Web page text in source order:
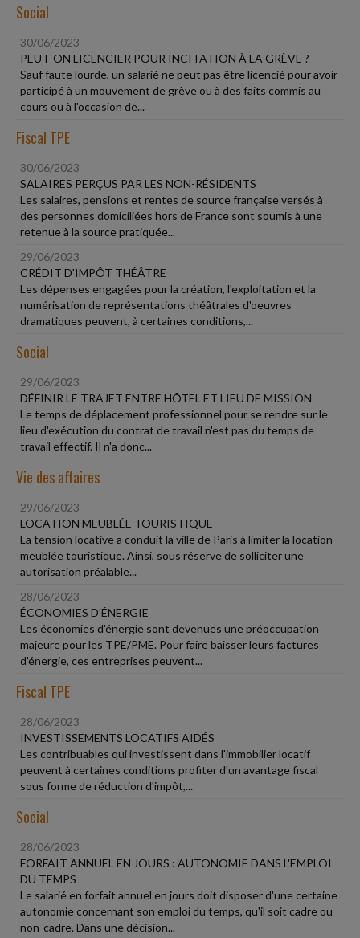
Social
30/06/2023
PEUT-ON LICENCIER POUR INCITATION À LA GRÈVE ?
Sauf faute lourde, un salarié ne peut pas être licencié pour avoir
participé à un mouvement de grève ou à des faits commis au
cours ou à l'occasion de...
Fiscal TPE
30/06/2023
SALAIRES PERÇUS PAR LES NON-RÉSIDENTS
Les salaires, pensions et rentes de source française versés à
des personnes domiciliées hors de France sont soumis à une
retenue à la source pratiquée...
29/06/2023
CRÉDIT D'IMPÔT THÉÂTRE
Les dépenses engagées pour la création, l'exploitation et la
numérisation de représentations théâtrales d'oeuvres
dramatiques peuvent, à certaines conditions,...
Social
29/06/2023
DÉFINIR LE TRAJET ENTRE HÔTEL ET LIEU DE MISSION
Le temps de déplacement professionnel pour se rendre sur le
lieu d'exécution du contrat de travail n'est pas du temps de
travail effectif. Il n'a donc...
Vie des affaires
29/06/2023
LOCATION MEUBLÉE TOURISTIQUE
La tension locative a conduit la ville de Paris à limiter la location
meublée touristique. Ainsi, sous réserve de solliciter une
autorisation préalable...
28/06/2023
ÉCONOMIES D'ÉNERGIE
Les économies d'énergie sont devenues une préoccupation
majeure pour les TPE/PME. Pour faire baisser leurs factures
d'énergie, ces entreprises peuvent...
Fiscal TPE
28/06/2023
INVESTISSEMENTS LOCATIFS AIDÉS
Les contribuables qui investissent dans l'immobilier locatif
peuvent à certaines conditions profiter d'un avantage fiscal
sous forme de réduction d'impôt,...
Social
28/06/2023
FORFAIT ANNUEL EN JOURS : AUTONOMIE DANS L'EMPLOI
DU TEMPS
Le salarié en forfait annuel en jours doit disposer d'une certaine
autonomie concernant son emploi du temps, qu'il soit cadre ou
non-cadre. Dans une décision...